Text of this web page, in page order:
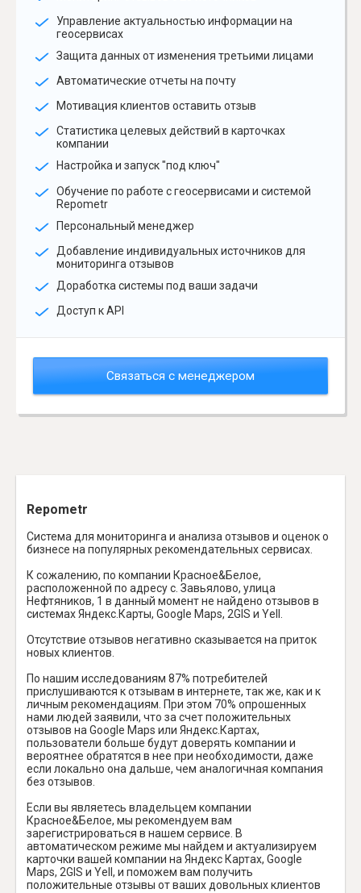
Управление актуальностью информации на
геосервисах
Защита данных от изменения третьими лицами
Автоматические отчеты на почту
Мотивация клиентов оставить отзыв
Статистика целевых действий в карточках
компании
Настройка и запуск "под ключ"
Обучение по работе с геосервисами и системой
Repometr
Персональный менеджер
Добавление индивидуальных источников для
мониторинга отзывов
Доработка системы под ваши задачи
Доступ к API
Связаться с менеджером
Repometr
Система для мониторинга и анализа отзывов и оценок о
бизнесе на популярных рекомендательных сервисах.
К сожалению, по компании Красное&Белое,
расположенной по адресу с. Завьялово, улица
Нефтяников, 1 в данный момент не найдено отзывов в
системах Яндекс.Карты, Google Maps, 2GIS и Yell.
Отсутствие отзывов негативно сказывается на приток
новых клиентов.
По нашим исследованиям 87% потребителей
прислушиваются к отзывам в интернете, так же, как и к
личным рекомендациям. При этом 70% опрошенных
нами людей заявили, что за счет положительных
отзывов на Google Maps или Яндекс.Картах,
пользователи больше будут доверять компании и
вероятнее обратятся в нее при необходимости, даже
если локально она дальше, чем аналогичная компания
без отзывов.
Если вы являетесь владельцем компании
Красное&Белое, мы рекомендуем вам
зарегистрироваться в нашем сервисе. В
автоматическом режиме мы найдем и актуализируем
карточки вашей компании на Яндекс Картах, Google
Maps, 2GIS и Yell, и поможем вам получить
положительные отзывы от ваших довольных клиентов